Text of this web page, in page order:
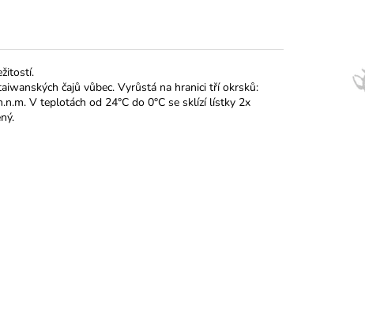
čajů vůbec. Vyrůstá na hranici tří okrsků:
V teplotách od 24°C do 0°C se sklízí lístky 2x